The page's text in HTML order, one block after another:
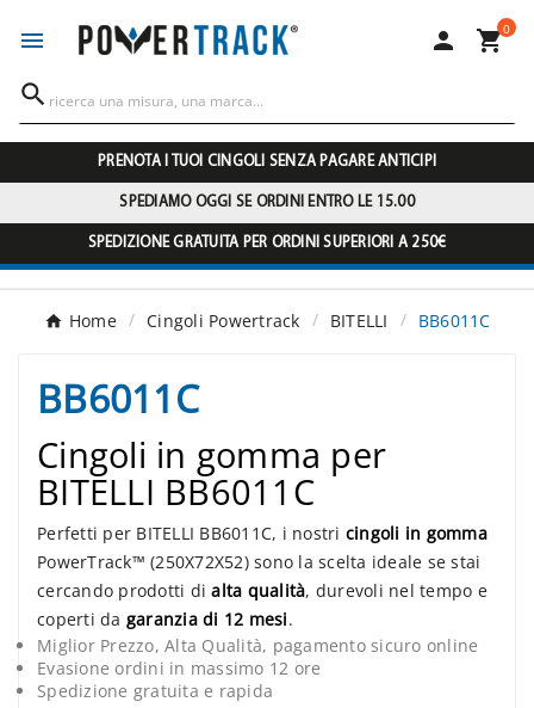
  0

PRENOTA I TUOI CINGOLI SENZA PAGARE ANTICIPI
SPEDIAMO OGGI SE ORDINI ENTRO LE 15.00
SPEDIZIONE GRATUITA PER ORDINI SUPERIORI A 250€
Home Cingoli Powertrack BITELLI BB6011C
BB6011C
Cingoli in gomma per
BITELLI BB6011C
Perfetti per BITELLI BB6011C, i nostri cingoli in gomma
PowerTrack™ (250X72X52) sono la scelta ideale se stai
cercando prodotti dialta qualità, durevoli nel tempo e
coperti da garanzia di 12 mesi.
Miglior Prezzo, Alta Qualità, pagamento sicuro online
Evasione ordini in massimo 12 ore
Spedizione gratuita e rapida